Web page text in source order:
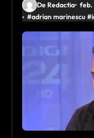
De Redactia feb.
#adrian marinescu #